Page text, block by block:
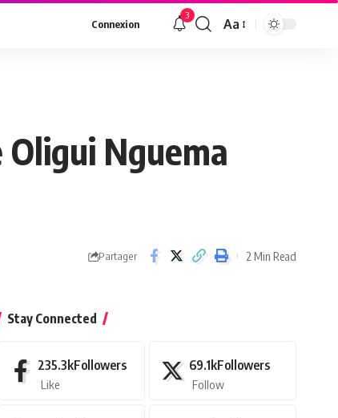
Connexion
3
Aa
Nguema
Partager 2 Min Read
Stay Connected
235.3kFollowers
Like
69.1kFollowers
Follow